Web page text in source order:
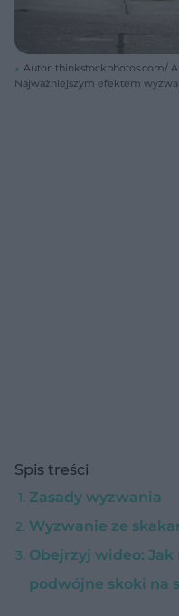
Autor: thinkstockphotos.com/
Najważniejszym efektem
Spis treści
Zasady wyzwania
Wyzwanie ze
Obejrzyj wideo:
podwójne skoki na